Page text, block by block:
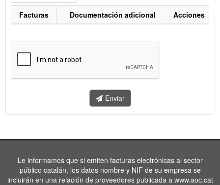
enviar.
Facturas Documentación adicional Acciones
Enviar
Le informamos que si emiten facturas electrónicas al sector
público catalán, los datos nombre y NIF de su empresa se
incluirán en una relación de proveedores publicada a www.aoc.cat